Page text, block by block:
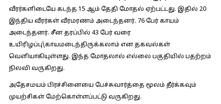
வீரர்களிடையே கடந்த 15 ஆம் தேதி மோதல் ஏற்பட்டது. இதில் 20
இந்திய வீரர்கள் வீரமரணம் அடைந்தனர். 76 பேர் காயம்
அடைந்தனர். சீன தரப்பில் 43 பேர் வரை
உயிரிழப்பு\காயமடைந்திருக்கலாம் என தகவல்கள்
வெளியாகியுள்ளது. இந்த மோதலால் எல்லை பகுதியில் பதற்றம்
நிலவி வருகிறது.
அதேசமயம் பிரச்சினையை பேச்சுவார்த்தை மூலம் தீர்க்கவும்
முயற்சிகள் மேற்கொள்ளப்பட்டு வருகிறது.